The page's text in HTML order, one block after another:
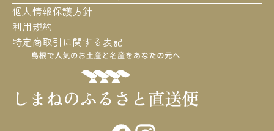
個人情報保護方針
利用規約
特定商取引に関する表記